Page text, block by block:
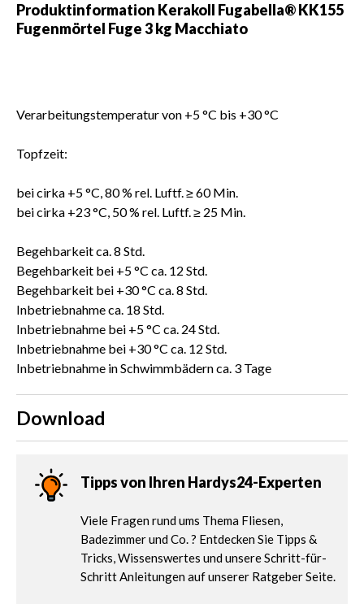
Produktinformation Kerakoll Fugabella® KK155
Fugenmörtel Fuge 3 kg Macchiato
Verarbeitungstemperatur von +5 °C bis +30 °C
Topfzeit:
bei cirka +5 °C, 80 % rel. Luftf. ≥ 60 Min.
bei cirka +23 °C, 50 % rel. Luftf. ≥ 25 Min.
Begehbarkeit ca. 8 Std.
Begehbarkeit bei +5 °C ca. 12 Std.
Begehbarkeit bei +30 °C ca. 8 Std.
Inbetriebnahme ca. 18 Std.
Inbetriebnahme bei +5 °C ca. 24 Std.
Inbetriebnahme bei +30 °C ca. 12 Std.
Inbetriebnahme in Schwimmbädern ca. 3 Tage
Download
Tipps von Ihren Hardys24-Experten
Viele Fragen rund ums Thema Fliesen,
Badezimmer und Co. ? Entdecken Sie Tipps &
Tricks, Wissenswertes und unsere Schritt-für-
Schritt Anleitungen auf unserer Ratgeber Seite.